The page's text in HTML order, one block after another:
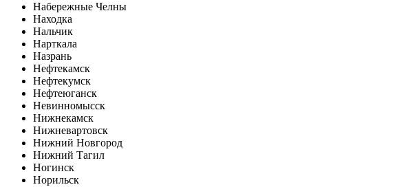
Набережные Челны
Находка
Нальчик
Нарткала
Назрань
Нефтекамск
Нефтекумск
Нефтеюганск
Невинномысск
Нижнекамск
Нижневартовск
Нижний Новгород
Нижний Тагил
Ногинск
Норильск